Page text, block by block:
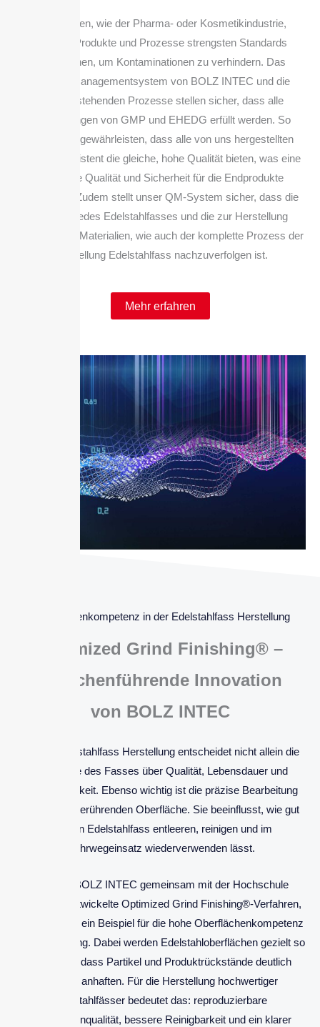
In Branchen, wie der Pharma- oder Kosmetikindustrie,
müssen Produkte und Prozesse strengsten Standards
entsprechen, um Kontaminationen zu verhindern. Das
Qualitätsmanagementsystem von BOLZ INTEC und die
dahinter stehenden Prozesse stellen sicher, dass alle
Anforderungen von GMP und EHEDG erfüllt werden. So
können wir gewährleisten, dass alle von uns hergestellten
Fässer konsistent die gleiche, hohe Qualität bieten, was eine
konstante Qualität und Sicherheit für die Endprodukte
ermöglicht. Zudem stellt unser QM-System sicher, dass die
Herkunft jedes Edelstahlfasses und die zur Herstellung
verwendeten Materialien, wie auch der komplette Prozess der
Herstellung Edelstahlfass nachzuverfolgen ist.
Mehr erfahren
Oberflächenkompetenz in der Edelstahlfass Herstellung
Optimized Grind Finishing® –
branchenführende Innovation
von BOLZ INTEC
Bei der Edelstahlfass Herstellung entscheidet nicht allein die
Geometrie des Fasses über Qualität, Lebensdauer und
Einsatzfähigkeit. Ebenso wichtig ist die präzise Bearbeitung
der produktberührenden Oberfläche. Sie beeinflusst, wie gut
sich ein Edelstahlfass entleeren, reinigen und im
Mehrwegeinsatz wiederverwenden lässt.
Das von BOLZ INTEC gemeinsam mit der Hochschule
Konstanz entwickelte Optimized Grind Finishing®-Verfahren,
kurz OGF, ist ein Beispiel für die hohe Oberflächenkompetenz
in der Fertigung. Dabei werden Edelstahloberflächen gezielt so
bearbeitet, dass Partikel und Produktrückstände deutlich
weniger anhaften. Für die Herstellung hochwertiger
Edelstahlfässer bedeutet das: reproduzierbare
Oberflächenqualität, bessere Reinigbarkeit und ein klarer